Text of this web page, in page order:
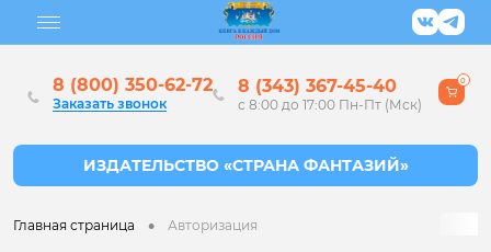
8 (800) 350-62-72
Заказать звонок
8 (343) 367-45-40
с 8:00 до 17:00 Пн-Пт (Мск)
0
Главная страница • Авторизация